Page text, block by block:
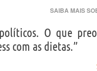
SAIBA MAIS
O que
com as dietas.”